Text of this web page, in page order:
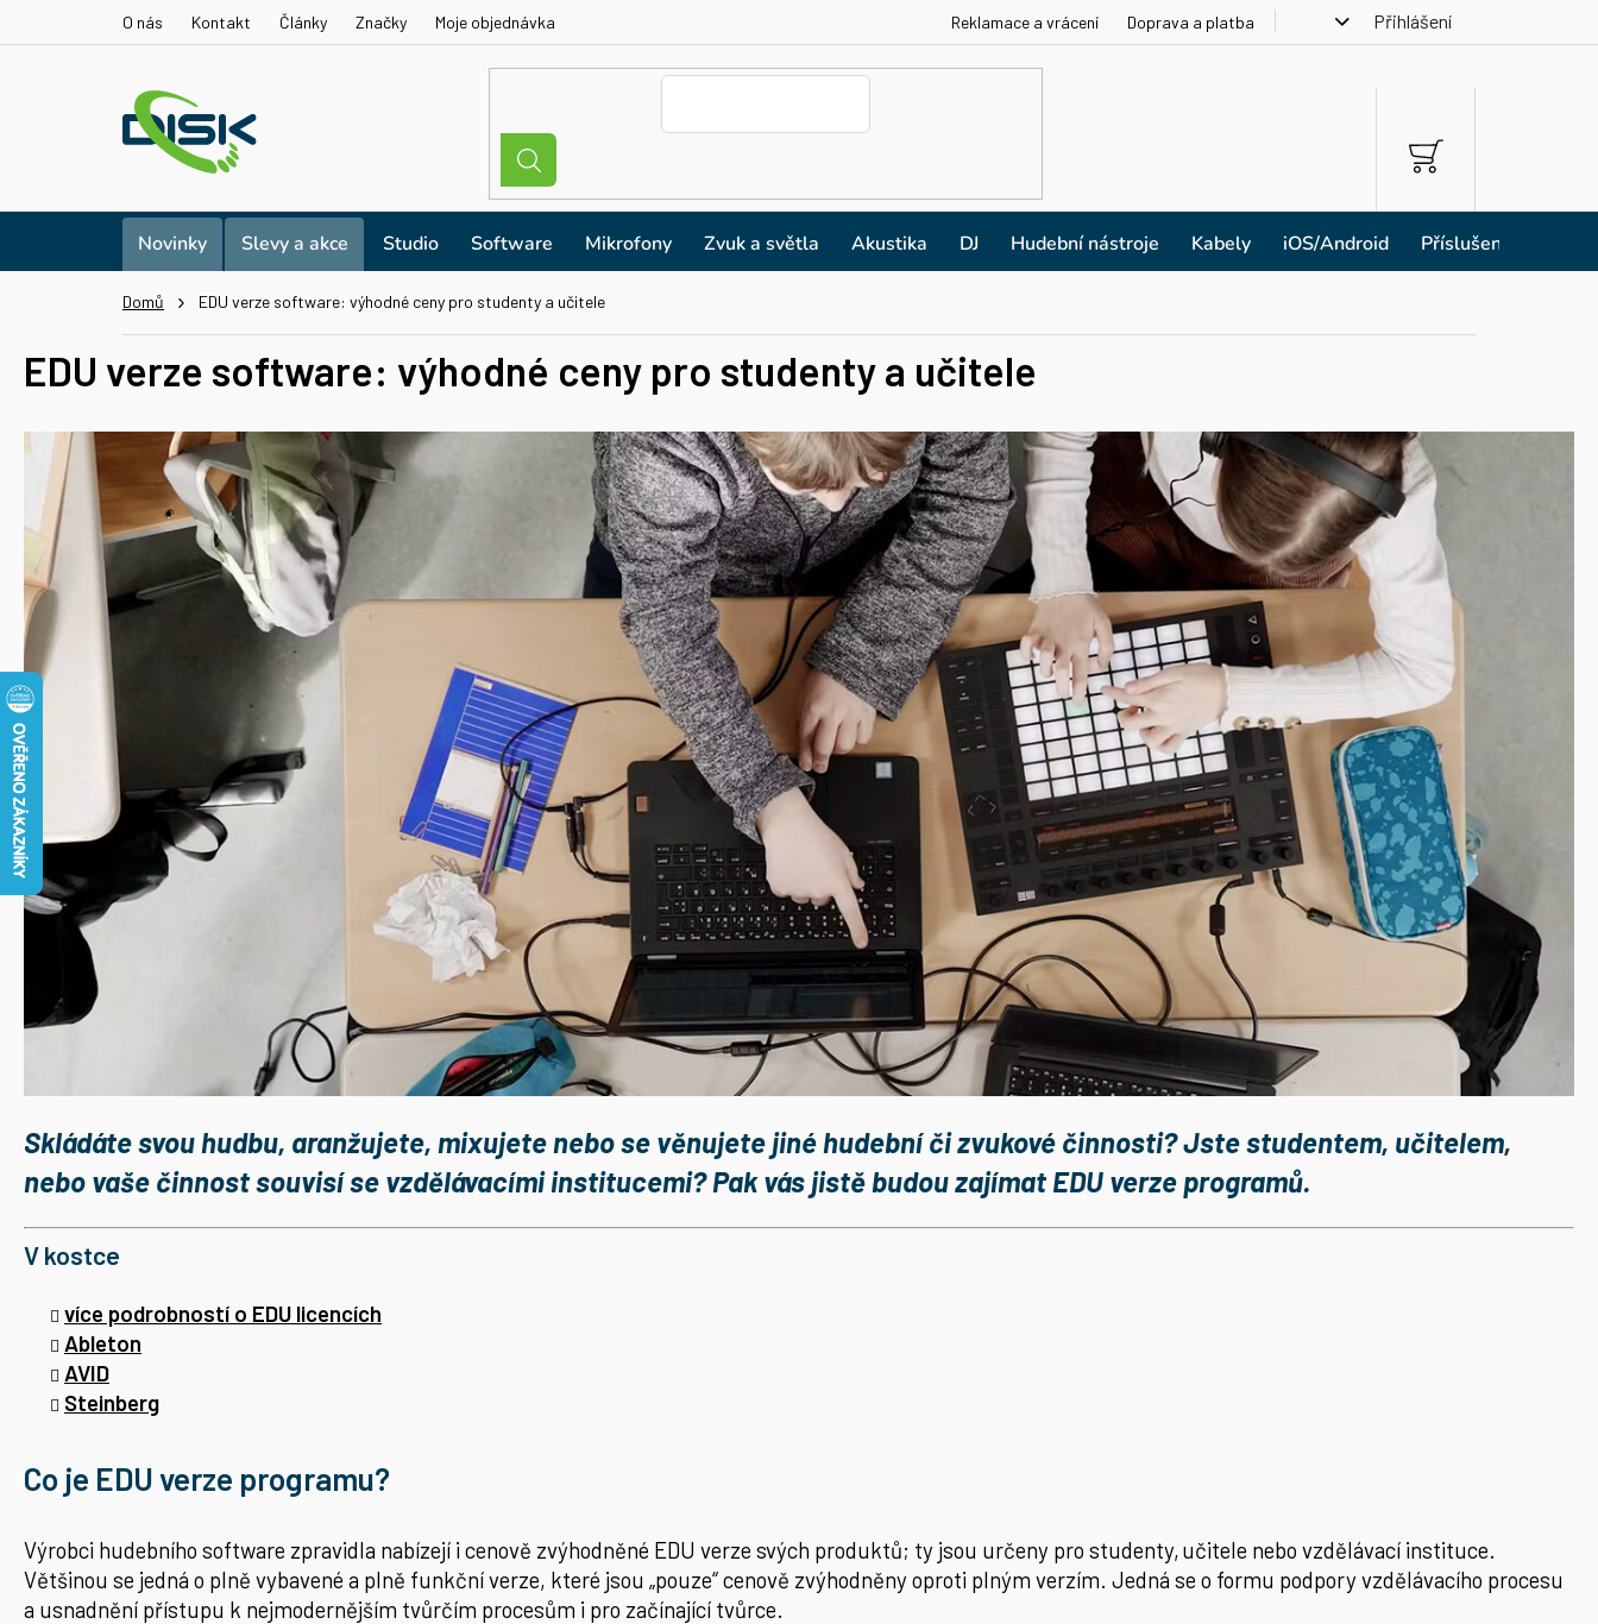
O nás Kontakt Články Značky Moje objednávka Reklamace a vrácení Doprava a platba Přihlášení
NÁKUPNÍ
KOŠÍK
Novinky Slevy a akce Studio Software Mikrofony Zvuk a světla Akustika DJ Hudební nástroje Kabely iOS/Android Příslušenství
Domů EDU verze software: výhodné ceny pro studenty a učitele
EDU verze software: výhodné ceny pro studenty a učitele
Skládáte svou hudbu, aranžujete, mixujete nebo se věnujete jiné hudební či zvukové činnosti? Jste studentem, učitelem,
nebo vaše činnost souvisí se vzdělávacími institucemi? Pak vás jistě budou zajímat EDU verze programů.
V kostce
více podrobností o EDU licencích
Ableton
AVID
Steinberg
Co je EDU verze programu?
Výrobci hudebního software zpravidla nabízejí i cenově zvýhodněné EDU verze svých produktů; ty jsou určeny pro studenty, učitele nebo vzdělávací instituce.
Většinou se jedná o plně vybavené a plně funkční verze, které jsou „pouze“ cenově zvýhodněny oproti plným verzím. Jedná se o formu podpory vzdělávacího procesu
a usnadnění přístupu k nejmodernějším tvůrčím procesům i pro začínající tvůrce.